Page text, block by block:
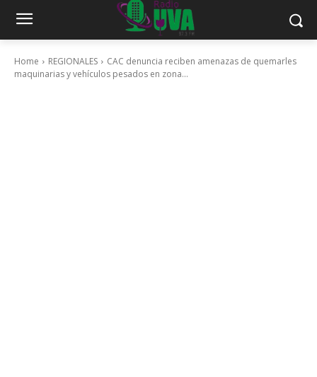
Home REGIONALES
CAC denuncia reciben amenazas de quemarles
maquinarias y vehículos pesados en zona...